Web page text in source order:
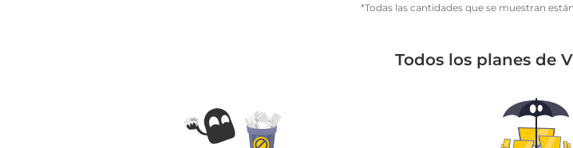
*Todas las cantidades que se muestran
Todos los planes de